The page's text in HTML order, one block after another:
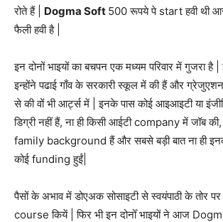
रोते हैं | Dogma Soft 500 रूपये पे start हवी थी
फैली हवी है |
इन दोनों भाइयों का बचपन एक मध्यम परिवार में गुजरा है |
इन्होंने पढाई गाँव के सरकारी स्कूल में की हैं और ग्रेजुएशन
से की वों भी आर्ट्स में | इनके पास कोई आइआइटी या
डिग्री नहीं हैं, ना ही किसी आईटी company में जॉब
family background हैं और सबसे बड़ी बात ना ही
कोई funding हुईं|
पैसों के अभाव में डोएअक सोसाइटी से स्वयंपाठी के तोर
course कियें | फिर भी इन दोनोँ भाइयों ने आज